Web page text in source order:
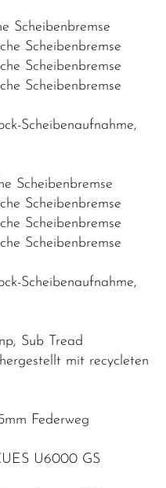
Scheibenbremse
Scheibenbremse
Scheibenbremse
Scheibenbremse
Scheibenaufnahme,
Scheibenbremse
Scheibenbremse
Scheibenbremse
Scheibenbremse
Scheibenaufnahme,
Sub Tread
mit recycleten
Federweg
U6000 GS